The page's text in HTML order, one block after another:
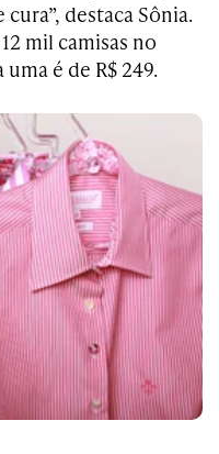
destaca Sônia.
mil camisas no
é de R$ 249.